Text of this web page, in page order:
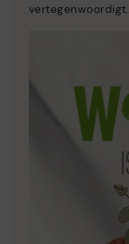
vertegenwoordigt.